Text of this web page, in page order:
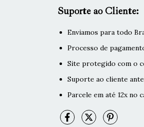
Suporte ao Cliente:
Enviamos para todo
Processo de
Site protegido com o
Suporte ao cliente
Parcele em até 12x no